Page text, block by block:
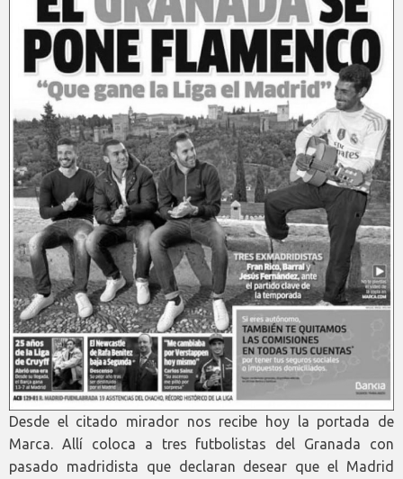
Desde el citado mirador nos recibe hoy la portada de
Marca. Allí coloca a tres futbolistas del Granada con
pasado madridista que declaran desear que el Madrid